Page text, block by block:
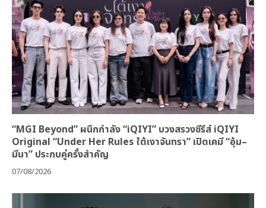
“MGI Beyond” ผนึกกำลัง “iQIYI” บวงสรวงซีรีส์ iQIYI
Original “Under Her Rules ใต้เงาจันทรา” เปิดเคมี “อุ้ม–
มีนา” ประกบคู่ครั้งสำคัญ
07/08/2026